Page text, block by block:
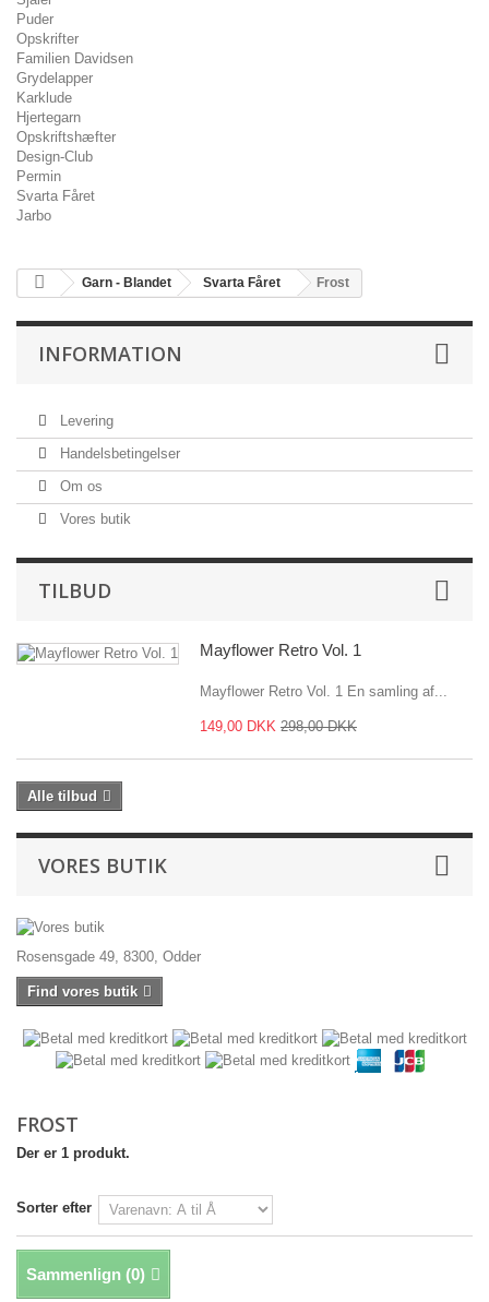
Puder
Opskrifter
Familien Davidsen
Grydelapper
Karklude
Hjertegarn
Opskriftshæfter
Design-Club
Permin
Svarta Fåret
Jarbo
Garn - Blandet Svarta Fåret Frost
INFORMATION
Levering
Handelsbetingelser
Om os
Vores butik
TILBUD
Mayflower Retro Vol. 1
Mayflower Retro Vol. 1 En samling af...
149,00 DKK 298,00 DKK
Alle tilbud
VORES BUTIK
Rosensgade 49, 8300, Odder
Find vores butik
FROST
Der er 1 produkt.
Sorter efter
Sammenlign (0)